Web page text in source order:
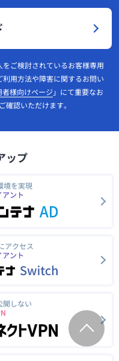
をご検討されているお客様専用
用方法や障害に関するお問い
者様向けページ 」にて重要なお
認いただけます。
ップ
境を実現
ント
アクセス
ント
開しない